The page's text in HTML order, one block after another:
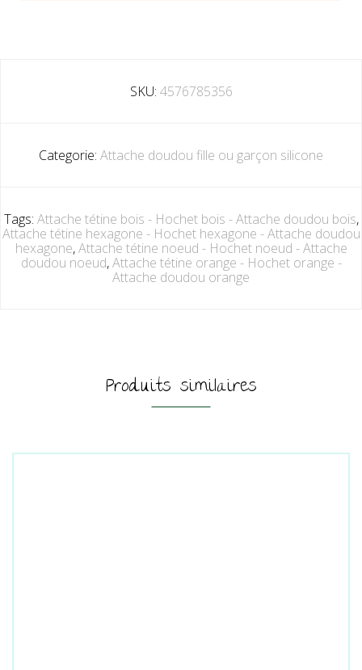
SKU: 4576785356
Categorie: Attache doudou fille ou garçon silicone
Tags: Attache tétine bois - Hochet bois - Attache doudou bois,
Attache tétine hexagone - Hochet hexagone - Attache doudou
hexagone,Attache tétine noeud - Hochet noeud - Attache
doudou noeud,Attache tétine orange - Hochet orange -
Attache doudou orange
Produits similaires